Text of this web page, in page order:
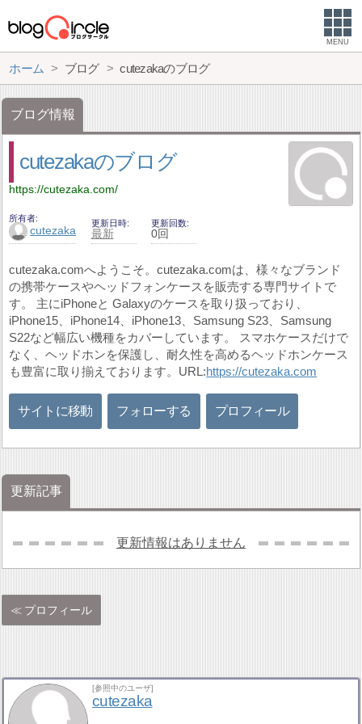
MENU
ホーム ブログ cutezakaのブログ
ブログ情報
cutezakaのブログ
https://cutezaka.com/
所有者
cutezaka
更新日時
最新
更新回数
0回
cutezaka.comへようこそ。cutezaka.comは、様々なブランド
の携帯ケースやヘッドフォンケースを販売する専門サイトで
す。 主にiPhoneと Galaxyのケースを取り扱っており、
iPhone15、iPhone14、iPhone13、Samsung S23、Samsung
S22など幅広い機種をカバーしています。 スマホケースだけで
なく、ヘッドホンを保護し、耐久性を高めるヘッドホンケース
も豊富に取り揃えております。URL:https://cutezaka.com
サイトに移動 フォローする プロフィール
更新記事
更新情報はありません
プロフィール
[参照中のユーザ]
cutezaka